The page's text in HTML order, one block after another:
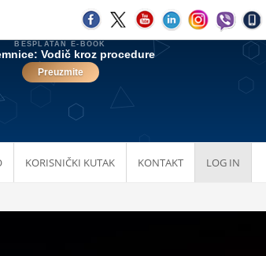
KORISNIČKI KUTAK KONTAKT LOG IN